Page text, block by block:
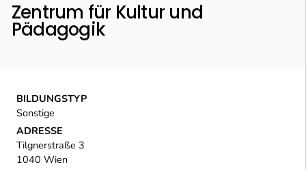
Zentrum für Kultur und
Pädagogik
BILDUNGSTYP
Sonstige
ADRESSE
Tilgnerstraße 3
1040 Wien